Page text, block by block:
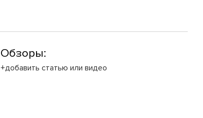
Обзоры:
+добавить статью или видео